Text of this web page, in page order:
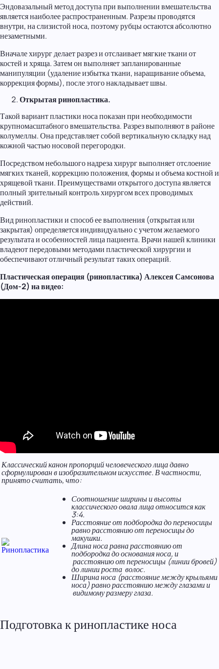
Эндовазальный метод доступа при выполнении вмешательства
является наиболее распространенным. Разрезы проводятся
внутри, на слизистой носа, поэтому рубцы остаются абсолютно
незаметными.
Вначале хирург делает разрез и отслаивает мягкие ткани от
костей и хряща. Затем он выполняет запланированные
манипуляции (удаление избытка ткани, наращивание объема,
коррекция формы), после этого накладывает швы.
Открытая ринопластика.
Такой вариант пластики носа показан при необходимости
крупномасштабного вмешательства. Разрез выполняют в районе
колумеллы. Она представляет собой вертикальную складку над
кожной частью носовой перегородки.
Посредством небольшого надреза хирург выполняет отслоение
мягких тканей, коррекцию положения, формы и объема костной и
хрящевой ткани. Преимуществами открытого доступа является
полный зрительный контроль хирургом всех проводимых
действий.
Вид ринопластики и способ ее выполнения (открытая или
закрытая) определяется индивидуально с учетом желаемого
результата и особенностей лица пациента. Врачи нашей клиники
владеют передовыми методами пластической хирургии и
обеспечивают отличный результат таких операций.
Пластическая операция (ринопластика) Алексея Самсонова
(Дом-2) на видео:
Классический канон пропорций человеческого лица давно
сформулирован в изобразительном искусстве. В частности,
принято считать, что:
Соотношение ширины и высоты
классического овала лица относится как
3:4.
Расстояние от подбородка до переносицы
равно расстоянию от переносицы до
макушки.
Длина носа равна расстоянию от
подбородка до основания носа, и
расстоянию от переносицы (линии бровей)
до линии роста волос.
Ширина носа (расстояние между крыльями
носа) равно расстоянию между глазами и
видимому размеру глаза.
Подготовка к ринопластике носа